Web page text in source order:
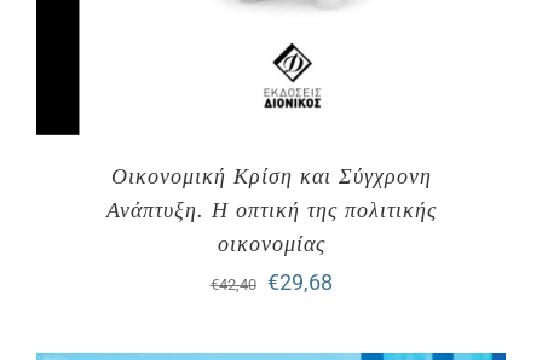
Οικονομική Κρίση και Σύγχρονη
Ανάπτυξη. H οπτική της πολιτικής
οικονομίας
€42,40
Original
€29,68Η